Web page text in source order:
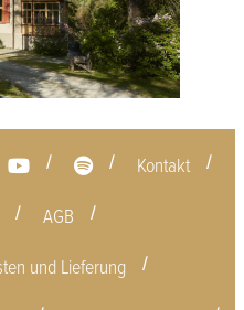
Kontakt
AGB
und Lieferung